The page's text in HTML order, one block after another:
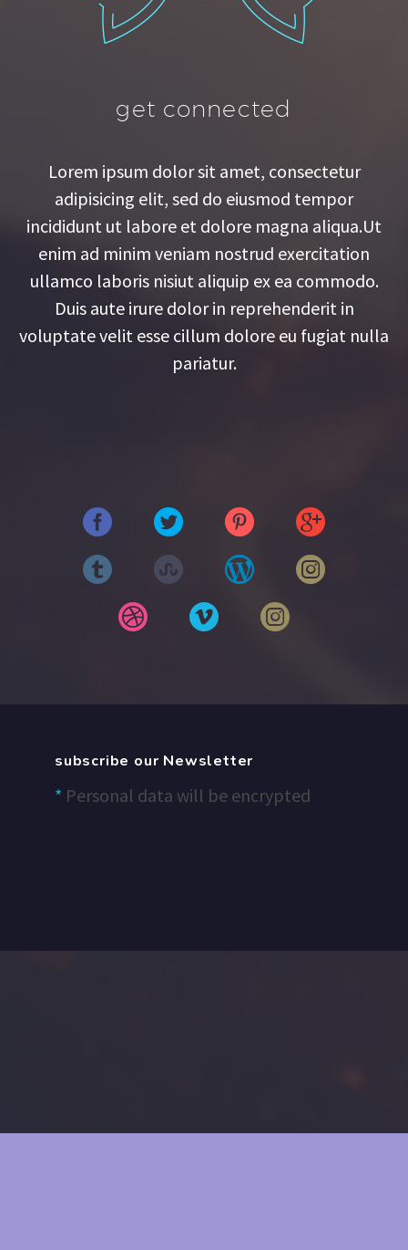
get connected
Lorem ipsum dolor sit amet, consectetur
adipisicing elit, sed do eiusmod tempor
incididunt ut labore et dolore magna aliqua.Ut
enim ad minim veniam nostrud exercitation
ullamco laboris nisiut aliquip ex ea commodo.
Duis aute irure dolor in reprehenderit in
voluptate velit esse cillum dolore eu fugiat nulla
pariatur.
subscribe our Newsletter
* Personal data will be encrypted